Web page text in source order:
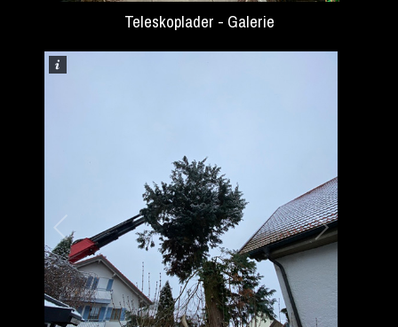
Teleskoplader - Galerie